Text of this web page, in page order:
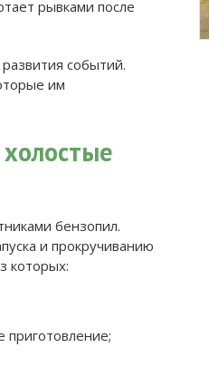
рывками после
событий.
им
бензопил.
и прокручиванию
которых:
приготовление;